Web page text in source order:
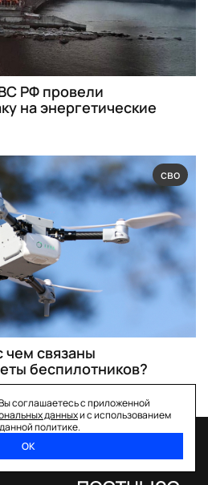
РФ провели
на энергетические
сво
чем связаны
беспилотников?
соглашаетесь с приложенной
данныхи с использованием
политике.
ОК